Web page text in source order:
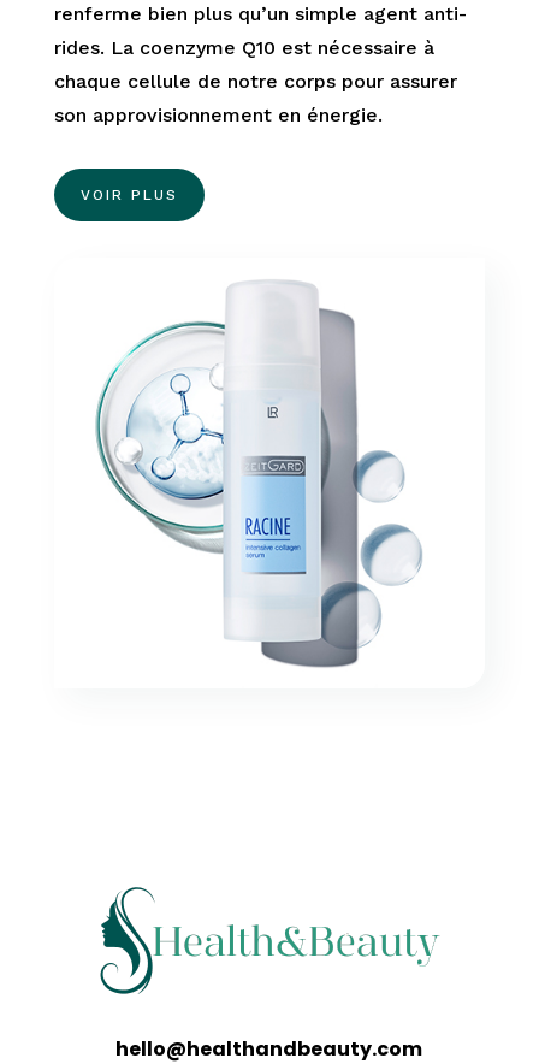
renferme bien plus qu’un simple agent anti-
rides. La coenzyme Q10 est nécessaire à
chaque cellule de notre corps pour assurer
son approvisionnement en énergie.
VOIR PLUS
hello@healthandbeauty.com